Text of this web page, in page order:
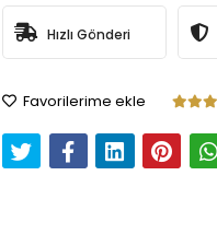
Hızlı Gönderi
Favorilerime ekle